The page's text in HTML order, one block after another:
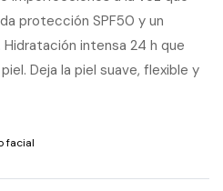
protección SPF50 y un
intensa 24 h que
Deja la piel suave, flexible y
facial